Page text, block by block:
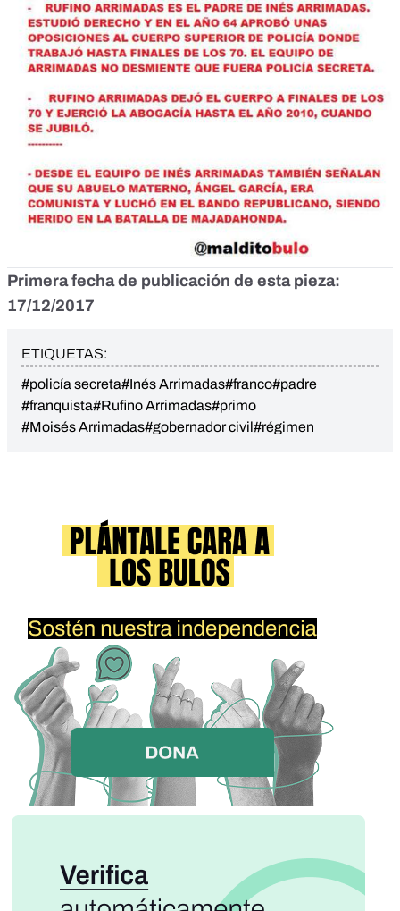
Primera fecha de publicación de esta pieza:
17/12/2017
ETIQUETAS:
#policía secreta#Inés Arrimadas#franco#padre
#franquista#Rufino Arrimadas#primo
#Moisés Arrimadas#gobernador civil#régimen